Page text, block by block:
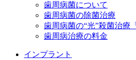
歯周病菌について
歯周病菌の除菌治療
歯周病菌の“光”殺菌治療
歯周病治療の料金
インプラント